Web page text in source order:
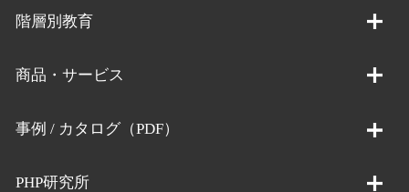
階層別教育
商品・サービス
事例 / カタログ（PDF）
PHP研究所